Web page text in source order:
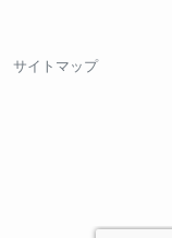
サイトマップ